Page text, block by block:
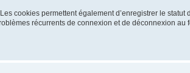
cookies permettent également d’enregistrer le statut
récurrents de connexion et de déconnexion au